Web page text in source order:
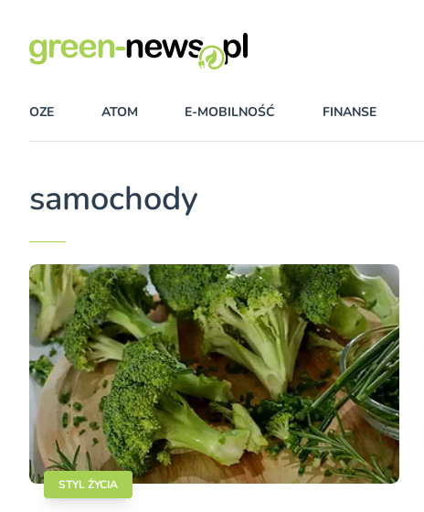
OZE ATOM E-MOBILNOŚĆ FINANSE
samochody
STYL ŻYCIA